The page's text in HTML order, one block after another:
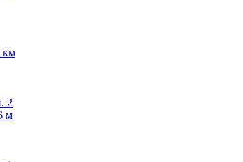
км
2
м